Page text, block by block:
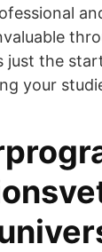
just the
your